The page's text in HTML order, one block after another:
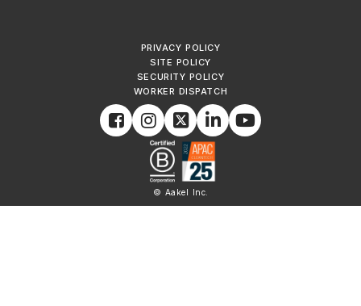
PRIVACY POLICY
SITE POLICY
SECURITY POLICY
WORKER DISPATCH
© Aakel Inc.